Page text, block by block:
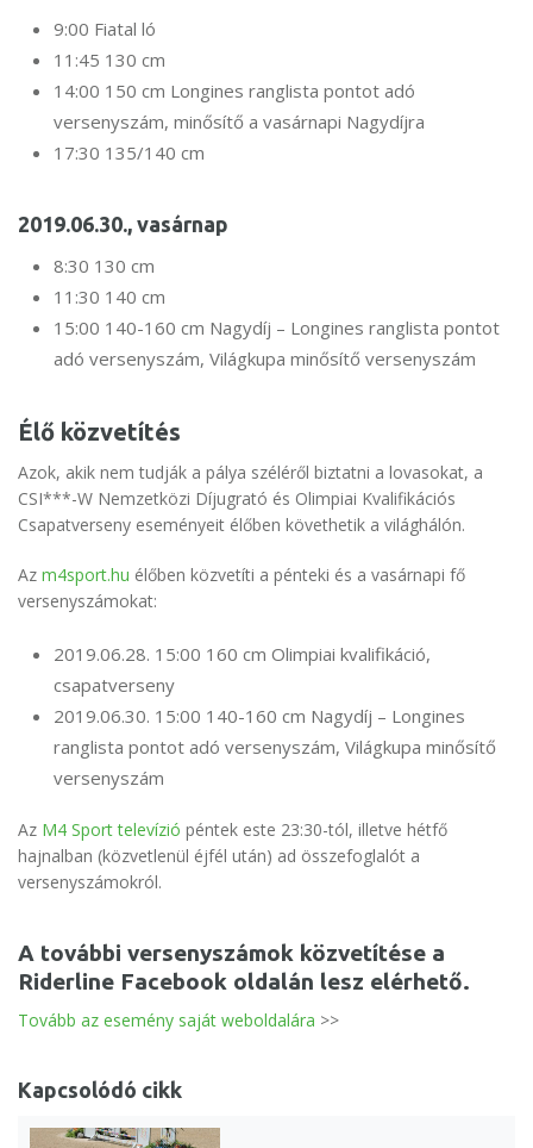
9:00 Fiatal ló
11:45 130 cm
14:00 150 cm Longines ranglista pontot adó
versenyszám, minősítő a vasárnapi Nagydíjra
17:30 135/140 cm
2019.06.30., vasárnap
8:30 130 cm
11:30 140 cm
15:00 140-160 cm Nagydíj – Longines ranglista pontot
adó versenyszám, Világkupa minősítő versenyszám
Élő közvetítés
Azok, akik nem tudják a pálya széléről biztatni a lovasokat, a
CSI***-W Nemzetközi Díjugrató és Olimpiai Kvalifikációs
Csapatverseny eseményeit élőben követhetik a világhálón.
Az m4sport.hu élőben közvetíti a pénteki és a vasárnapi fő
versenyszámokat:
2019.06.28. 15:00 160 cm Olimpiai kvalifikáció,
csapatverseny
2019.06.30. 15:00 140-160 cm Nagydíj – Longines
ranglista pontot adó versenyszám, Világkupa minősítő
versenyszám
Az M4 Sport televízió péntek este 23:30-tól, illetve hétfő
hajnalban (közvetlenül éjfél után) ad összefoglalót a
versenyszámokról.
A további versenyszámok közvetítése a
Riderline Facebook oldalán lesz elérhető.
Tovább az esemény saját weboldalára >>
Kapcsolódó cikk